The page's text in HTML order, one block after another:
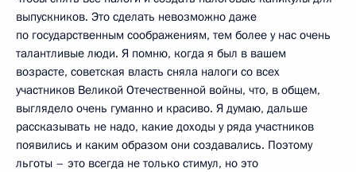
выпускников. Это сделать невозможно даже
по государственным соображениям, тем более у нас очень
талантливые люди. Я помню, когда я был в вашем
возрасте, советская власть сняла налоги со всех
участников Великой Отечественной войны, что, в общем,
выглядело очень гуманно и красиво. Я думаю, дальше
рассказывать не надо, какие доходы у ряда участников
появились и каким образом они создавались. Поэтому
льготы – это всегда не только стимул, но это